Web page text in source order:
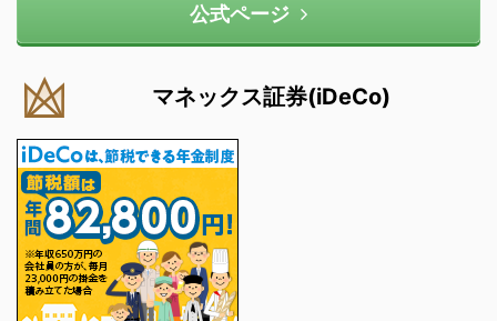
公式ページ
マネックス証券(iDeCo)